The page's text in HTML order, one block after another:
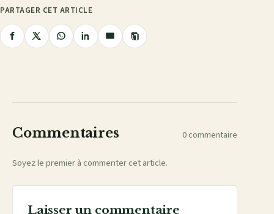
PARTAGER CET ARTICLE
PartagerPartagerPartagerPartagerPartager
Copier
le
Commentaires 0 commentaire
Soyez le premier à commenter cet article.
Laisser un commentaire